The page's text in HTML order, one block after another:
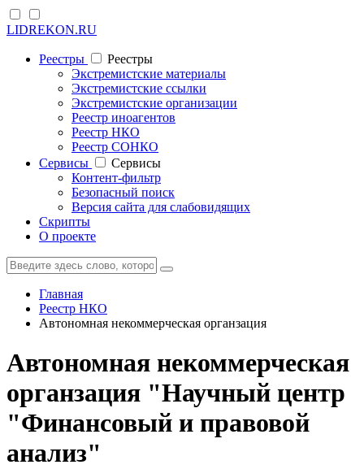
LIDREKON.RU
Реестры
Реестры
Экстремистские материалы
Экстремистские ссылки
Экстремистские организации
Реестр иноагентов
Реестр НКО
Реестр СОНКО
Cервисы
Cервисы
Контент-фильтр
Безопасный поиск
Версия сайта для слабовидящих
Скрипты
О проекте
Главная
Реестр НКО
Автономная некоммерческая органзация
Автономная некоммерческая
органзация "Научный центр
"Финансовый и правовой
анализ"